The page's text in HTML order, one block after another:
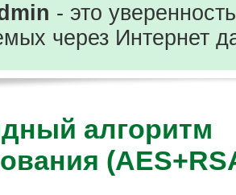
- это
через Интернет
алгоритм